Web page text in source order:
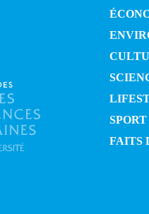
SPORT
FAITS